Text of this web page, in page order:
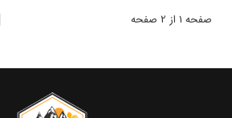
صفحه 1 از 2 صفحه